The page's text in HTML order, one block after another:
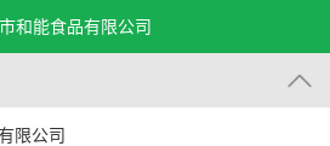
和能食品有限公司
限公司